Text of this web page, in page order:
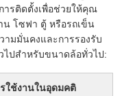
ารติดตั้งเพื่อช่วยให้คุณ
น โซฟา ตู้ หรือรถเข็น
มมั่นคงและการรองรับ
ไปสำหรับขนาดล้อทั่วไป:
ใช้งานในอุดมคติ